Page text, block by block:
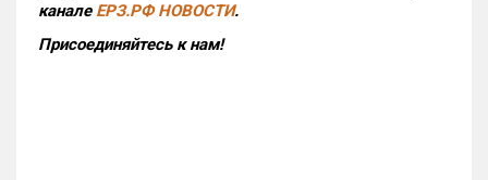
канале ЕРЗ.РФ НОВОСТИ.
Присоединяйтесь к нам!